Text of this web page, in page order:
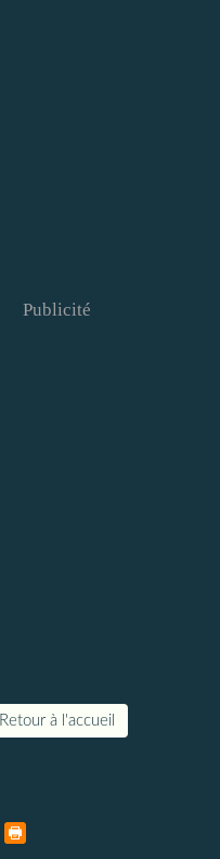
Publicité
Retour à l'accueil